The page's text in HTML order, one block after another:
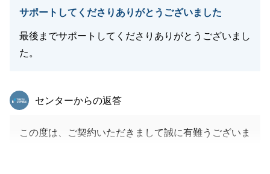
サポートしてくださりありがとうございました
最後までサポートしてくださりありがとうございまし
た。
東急リバブル
センターからの返答
この度は、ご契約いただきまして誠に有難うございま